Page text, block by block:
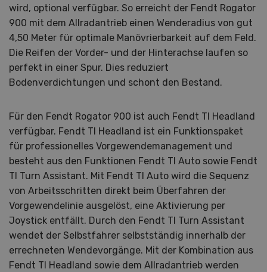
wird, optional verfügbar. So erreicht der Fendt Rogator
900 mit dem Allradantrieb einen Wenderadius von gut
4,50 Meter für optimale Manövrierbarkeit auf dem Feld.
Die Reifen der Vorder- und der Hinterachse laufen so
perfekt in einer Spur. Dies reduziert
Bodenverdichtungen und schont den Bestand.
Für den Fendt Rogator 900 ist auch Fendt TI Headland
verfügbar. Fendt TI Headland ist ein Funktionspaket
für professionelles Vorgewendemanagement und
besteht aus den Funktionen Fendt TI Auto sowie Fendt
TI Turn Assistant. Mit Fendt TI Auto wird die Sequenz
von Arbeitsschritten direkt beim Überfahren der
Vorgewendelinie ausgelöst, eine Aktivierung per
Joystick entfällt. Durch den Fendt TI Turn Assistant
wendet der Selbstfahrer selbstständig innerhalb der
errechneten Wendevorgänge. Mit der Kombination aus
Fendt TI Headland sowie dem Allradantrieb werden